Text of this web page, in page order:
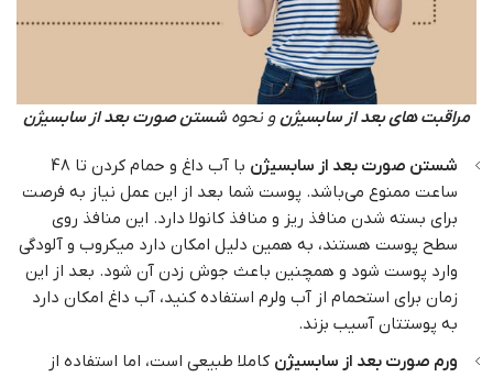
مراقبت های بعد از سابسیژنو نحوه شستن صورت بعد از سابسیژن
شستن صورت بعد از سابسیژن
با آب داغ و حمام کردن تا 48
ساعت ممنوع می‌باشد. پوست شما بعد از این عمل نیاز به فرصت
برای بسته شدن منافذ ریز و منافذ کانولا دارد. این منافذ روی
سطح پوست هستند، به همین دلیل امکان دارد میکروب و آلودگی
وارد پوست شود و همچنین باعث جوش زدن آن شود. بعد از این
زمان برای استحمام از آب ولرم استفاده کنید، آب داغ امکان دارد
به پوستتان آسیب بزند.
ورم صورت بعد از سابسیژن کاملا طبیعی است، اما استفاده از